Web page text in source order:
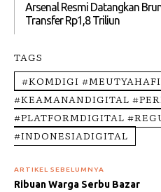
Arsenal Resmi Datangkan
Transfer Rp1,8 Triliun
TAGS
#KOMDIGI
#KEAMANANDIGITAL
#PLATFORMDIGITAL
#INDONESIADIGITAL
ARTIKEL SEBELUMNYA
Ribuan Warga Serbu Bazar